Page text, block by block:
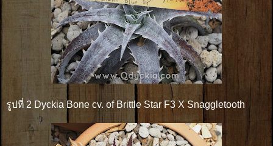
รูปที่ 2 Dyckia Bone cv. of Brittle Star F3 X Snaggletooth